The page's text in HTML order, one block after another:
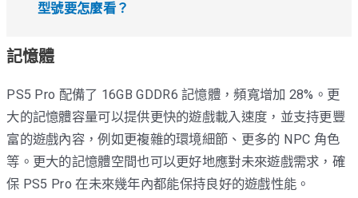
型號要怎麼看？
記憶體
PS5 Pro 配備了 16GB GDDR6 記憶體，頻寬增加 28%。更
大的記憶體容量可以提供更快的遊戲載入速度，並支持更豐
富的遊戲內容，例如更複雜的環境細節、更多的 NPC 角色
等。更大的記憶體空間也可以更好地應對未來遊戲需求，確
保 PS5 Pro 在未來幾年內都能保持良好的遊戲性能。